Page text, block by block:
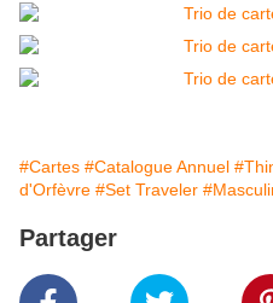
#Cartes #Catalogue Annuel
d'Orfèvre #Set Traveler
Partager